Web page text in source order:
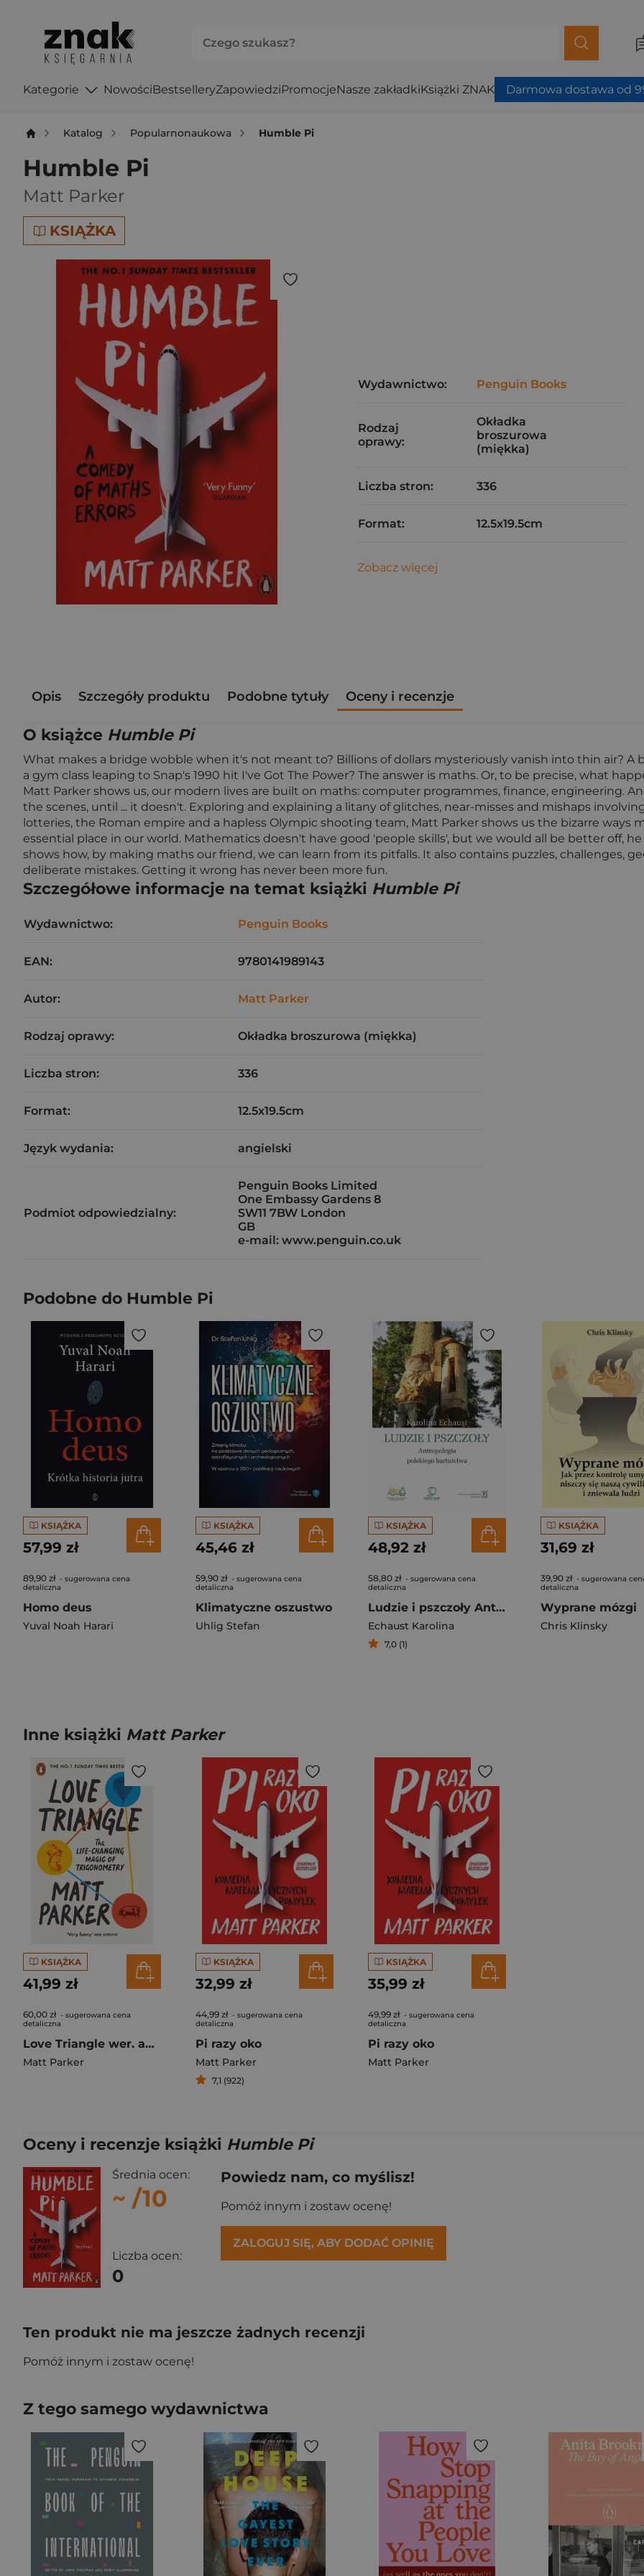
Kategorie NowościBestselleryZapowiedziPromocjeNasze zakładkiKsiążki ZNAK Darmowa dostawa od
Katalog Popularnonaukowa Humble Pi
Humble Pi
Matt Parker
KSIĄŻKA
Wydawnictwo: Penguin Books
Rodzaj
oprawy:
Okładka
broszurowa
(miękka)
Liczba stron: 336
Format: 12.5x19.5cm
Zobacz więcej
Opis Szczegóły produktu Podobne tytuły Oceny i recenzje
O książce Humble Pi
What makes a bridge wobble when it's not meant to? Billions of dollars mysteriously vanish into thin air?
a gym class leaping to Snap's 1990 hit I've Got The Power? The answer is maths. Or, to be precise, what
Matt Parker shows us, our modern lives are built on maths: computer programmes, finance, engineering.
the scenes, until ... it doesn't. Exploring and explaining a litany of glitches, near-misses and mishaps
lotteries, the Roman empire and a hapless Olympic shooting team, Matt Parker shows us the bizarre ways
essential place in our world. Mathematics doesn't have good 'people skills', but we would all be better off, he
shows how, by making maths our friend, we can learn from its pitfalls. It also contains puzzles, challenges,
deliberate mistakes. Getting it wrong has never been more fun.
Szczegółowe informacje na temat książki Humble Pi
Wydawnictwo: Penguin Books
EAN: 9780141989143
Autor: Matt Parker
Rodzaj oprawy: Okładka broszurowa (miękka)
Liczba stron: 336
Format: 12.5x19.5cm
Język wydania: angielski
Podmiot odpowiedzialny:
Penguin Books Limited
One Embassy Gardens 8
SW11 7BW London
GB
e-mail: www.penguin.co.uk
Podobne do Humble Pi
KSIĄŻKA
57,99 zł
89,90 zł - sugerowana cena
detaliczna
Homo deus
Yuval Noah Harari
KSIĄŻKA
45,46 zł
59,90 zł - sugerowana cena
detaliczna
Klimatyczne oszustwo
Uhlig Stefan
KSIĄŻKA
48,92 zł
58,80 zł - sugerowana cena
detaliczna
Ludzie i pszczoły Antropologia polskiego bartnictwa
Echaust Karolina
7,0 (1)
KSIĄŻKA
31,69 zł
39,90 zł - sugerowana
detaliczna
Wyprane mózgi
Chris Klinsky
Inne książki Matt Parker
KSIĄŻKA
41,99 zł
60,00 zł - sugerowana cena
detaliczna
Love Triangle wer. angielska
Matt Parker
KSIĄŻKA
32,99 zł
44,99 zł - sugerowana cena
detaliczna
Pi razy oko
Matt Parker
7,1 (922)
KSIĄŻKA
35,99 zł
49,99 zł - sugerowana cena
detaliczna
Pi razy oko
Matt Parker
Oceny i recenzje książki Humble Pi
Średnia ocen:
~ /10
Liczba ocen:
0
Powiedz nam, co myślisz!
Pomóż innym i zostaw ocenę!
ZALOGUJ SIĘ, ABY DODAĆ OPINIĘ
Ten produkt nie ma jeszcze żadnych recenzji
Pomóż innym i zostaw ocenę!
Z tego samego wydawnictwa